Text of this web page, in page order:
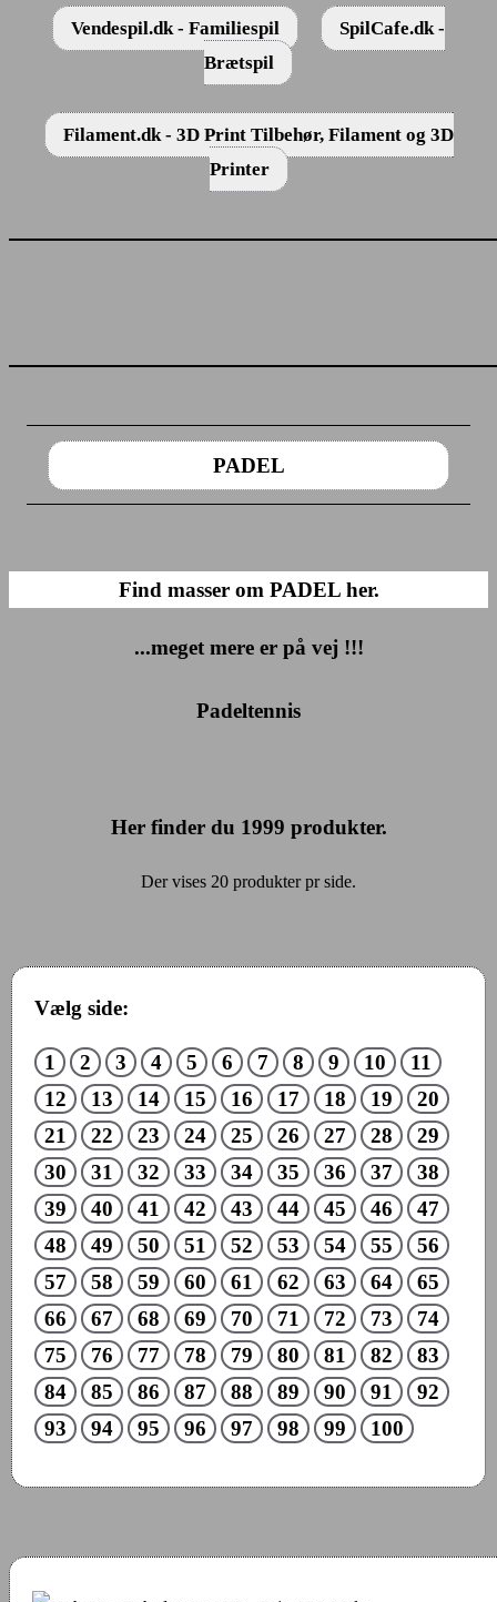
Vendespil.dk - Familiespil
SpilCafe.dk -
Brætspil
Filament.dk - 3D Print Tilbehør, Filament og 3D
Printer
PADEL
Find masser om PADEL her.
...meget mere er på vej !!!
Padeltennis
Her finder du 1999 produkter.
Der vises 20 produkter pr side.
Vælg side:
1 2 3 4 5 6 7 8 9 10
11
12
13 14 15 16 17 18 19
20
21
22 23 24 25 26 27 28
29
30
31 32 33 34 35 36 37
38
39
40 41 42 43 44 45 46
47
48
49 50 51 52 53 54 55
56
57
58 59 60 61 62 63 64
65
66
67 68 69 70 71 72 73
74
75
76 77 78 79 80 81 82
83
84
85 86 87 88 89 90 91
92
93
94 95 96 97 98 99 100